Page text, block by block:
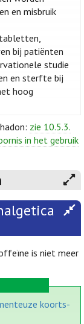
en misbruik
bij patiënten
studie
en sterfte bij
hoog
zie 10.5.3.
in het gebruik
is niet meer
koorts-